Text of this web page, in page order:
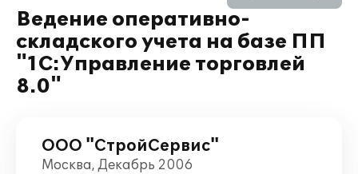
Ведение оперативно-
складского учета на базе ПП
"1С:Управление торговлей
8.0"
ООО "СтройСервис"
Москва, Декабрь 2006